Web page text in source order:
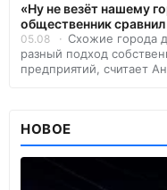
«Ну не везёт нашему
общественник
05.08
Схожие города
разный подход
предприятий, считает
НОВОЕ